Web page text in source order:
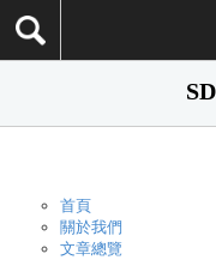
首頁
關於我們
文章總覽